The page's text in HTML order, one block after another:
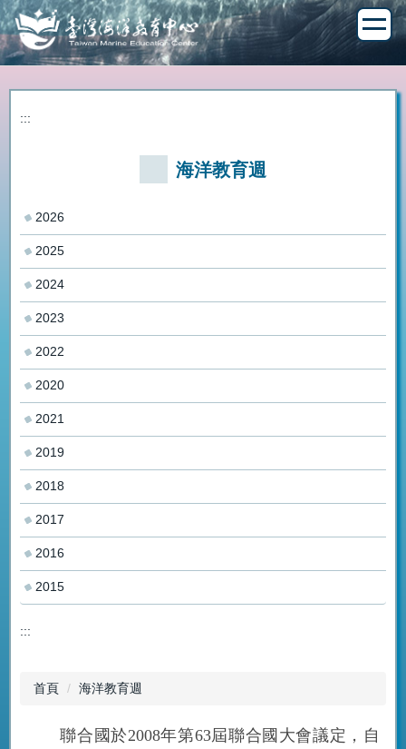
跳
到
主
要
內
:::
海洋教育週
2026
2025
2024
2023
2022
2020
2021
2019
2018
2017
2016
2015
:::
首頁 海洋教育週
聯合國於2008年第63屆聯合國大會議定，自